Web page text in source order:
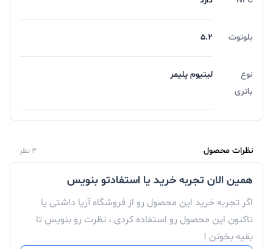
بلوتوث 5.2
نوع
باتری
لیتیوم پلیمر
نظرات محصول 3 نظر
همین الان تجربه خرید یا استفادتو بنویس
اگر تجربه خرید این محصول رو از فروشگاه آریا داشتی یا
تاکنون این محصول رو استفاده کردی ، نظرت رو بنویس تا
بقیه بخونن !